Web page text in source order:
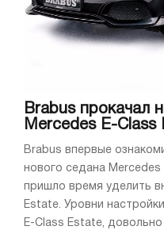
Brabus прокачал
Mercedes E-Class
Brabus впервые
нового седана
пришло время уделить
Estate. Уровни
E-Class Estate,